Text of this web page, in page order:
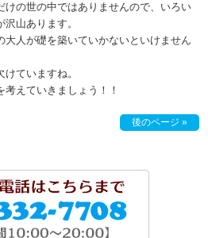
けの世の中ではありませんので、いろい
山あります。
大人が礎を築いていかないといけません
ていますね。
えていきましょう！！
後のページ »